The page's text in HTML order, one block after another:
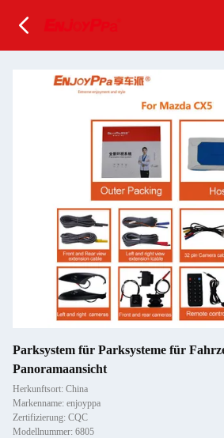
Parksystem für Parksysteme für
Panoramaansicht
Herkunftsort: China
Markenname: enjoyppa
Zertifizierung: CQC
Modellnummer: 6805